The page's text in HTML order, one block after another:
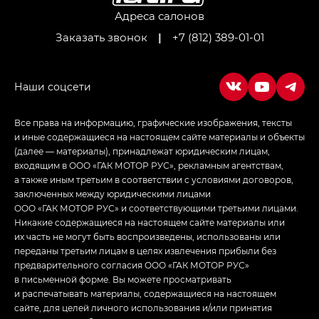
Empow — Эмпау (Empow) в комплектации
Адреса салонов
Заказать звонок
| +7 (812) 389-01-01
Все права на информацию, графические изображения, тексты
и иные содержащиеся на настоящем сайте материалы и объекты
(далее — материалы), принадлежат юридическим лицам,
входящим в ООО «ГАК МОТОР РУС», рекламным агентствам,
а также иным третьим в соответствии с условиями договоров,
заключенных между юридическими лицами
ООО «ГАК МОТОР РУС» и соответствующими третьими лицами.
Никакие содержащиеся на настоящем сайте материалы или
их часть не могут быть воспроизведены, использованы или
переданы третьим лицам в целях извлечения прибыли без
предварительного согласия ООО «ГАК МОТОР РУС»
в письменной форме. Вы можете просматривать
и распечатывать материалы, содержащиеся на настоящем
сайте, для целей личного использования и/или принятия